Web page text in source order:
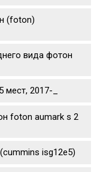
(foton)
вида фотон
2017-_
foton aumark s 2
isg12e5)